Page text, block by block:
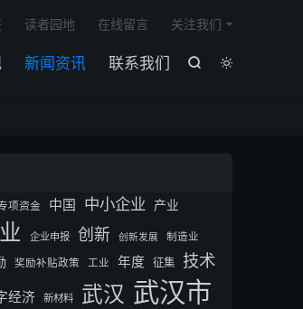


新闻资讯 联系我们
读者园地 在线留言 关注我们
项资金 中国 中小企业 产业
企业申报 创新 创新发展 制造业
奖励补贴政策 工业 年度 征集 技术
经济 新材料 武汉 武汉市